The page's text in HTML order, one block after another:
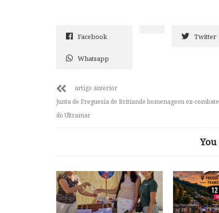
Facebook Twitter
Whatsapp
artigo anterior
Junta de Freguesia de Britiande homenageou ex-
do Ultramar